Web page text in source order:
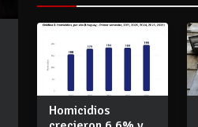
Homicidios